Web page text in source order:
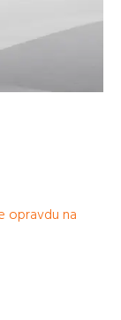
opravdu na